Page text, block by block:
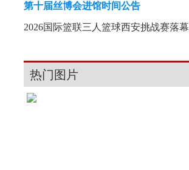
第十届丝博会进馆时间公告
2026国际篮联三人篮球西安挑战赛落幕
热门图片